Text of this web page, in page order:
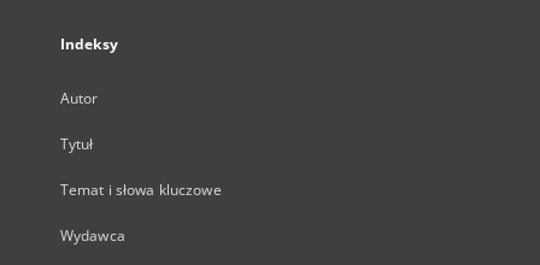
Indeksy
Autor
Tytuł
Temat i słowa kluczowe
Wydawca